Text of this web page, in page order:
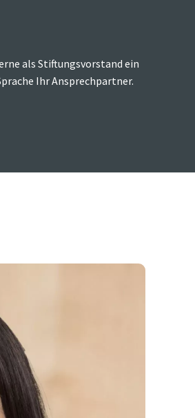
als Stiftungsvorstand ein
Ihr Ansprechpartner.